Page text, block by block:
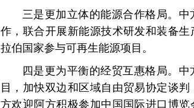
三是更加立体的能源合作格局。
作，联合开展新能源技术研发和装备
拉伯国家参与可再生能源项目。
四是更为平衡的经贸互惠格局。
目，加快双边和区域自由贸易协定谈
方欢迎阿方积极参加中国国际进口博